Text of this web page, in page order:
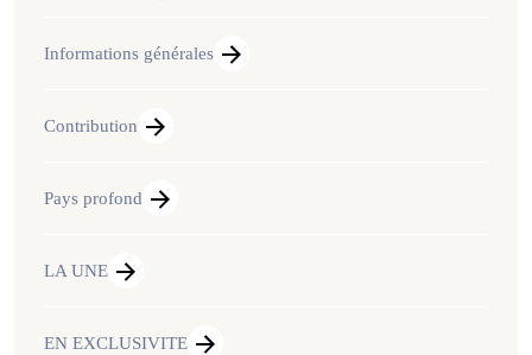
Informations générales
Contribution
Pays profond
LA UNE
EN EXCLUSIVITE